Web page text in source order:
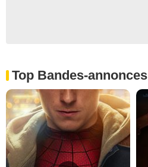
Top Bandes-annonces